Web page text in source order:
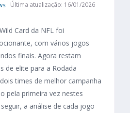
Última atualização: 16/01/2026
Card da NFL foi
com vários jogos
finais. Agora restam
de elite para a Rodada
times de melhor campanha
pela primeira vez nestes
a análise de cada jogo